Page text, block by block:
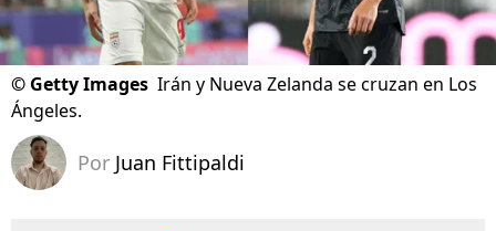
© Getty Images Irán y Nueva Zelanda se cruzan en Los
Ángeles.
Por Juan Fittipaldi